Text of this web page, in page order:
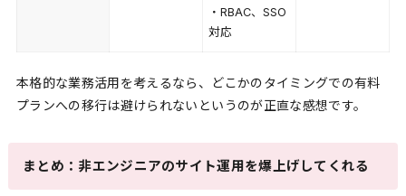
・RBAC、SSO
対応
本格的な業務活用を考えるなら、どこかのタイミングでの有料
プランへの移行は避けられないというのが正直な感想です。
まとめ：非エンジニアのサイト運用を爆上げしてくれる